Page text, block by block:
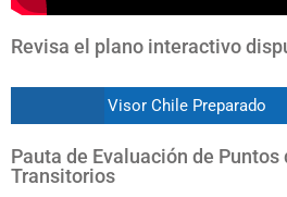
Revisa el plano interactivo
Visor Chile Preparado
Pauta de Evaluación de Puntos
Transitorios